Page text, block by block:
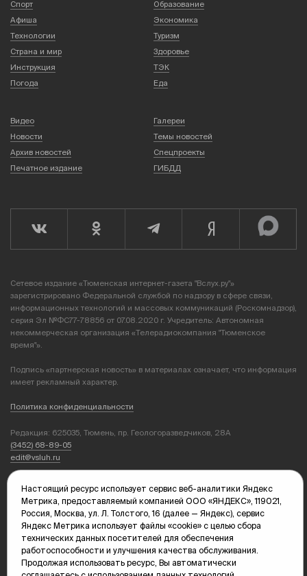
Спорт
Образование
Афиша
Экономика
Технологии
Туризм
Страна и мир
Здоровье
Инструкция
ТЭК
Погода
Еда
Видео
Галереи
Новости
Темы новостей
Архив новостей
Спецпроекты
Печатное издание
ГИБДД
Сетевое издание «Тюменская интернет-газета "Вслух.ру"»
зарегистрировано Федеральной службой по надзору в сфере связи,
информационных технологий и массовых коммуникаций (Роскомнадзор),
серия Эл №ФС77-78856 от 07.08.2020 г. Учредитель: Автономная
некоммерческая организация «Телерадиокомпания "Тюменское
время"».
Подпись «партнерская новость» в материалах означает, что информация
имеет рекламный характер.
Политика конфиденциальности
Редакция: 625035, Тюмень, пр. Геологоразведчиков, 28А
(3452) 68-89-05
edit@vsluh.ru
kika@vsluh.ru
По вопросам рекламы:
(3452) 68-89-78
kotovaev@sibinformburo.ru
mim@vsluh.ru
Настоящий ресурс использует сервис веб-аналитики Яндекс
Метрика, предоставляемый компанией ООО «ЯНДЕКС», 119021,
Россия, Москва, ул. Л. Толстого, 16 (далее — Яндекс), сервис
Яндекс Метрика использует файлы «cookie» с целью сбора
технических данных посетителей для обеспечения
работоспособности и улучшения качества обслуживания.
Продолжая использовать ресурс, Вы автоматически